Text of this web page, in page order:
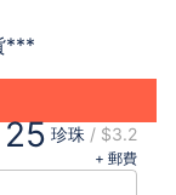
***
25 珍珠 / $3.2
+ 郵費